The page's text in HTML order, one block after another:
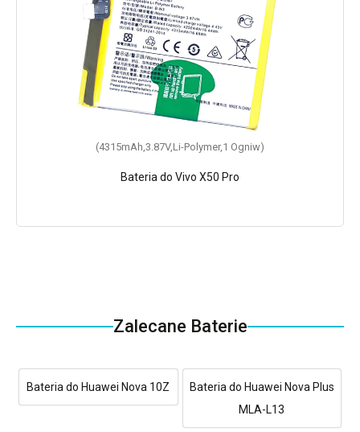
(4315mAh,3.87V,Li-Polymer,1 Ogniw)
Bateria do Vivo X50 Pro
Zalecane Baterie
Bateria do Huawei Nova 10Z
Bateria do Huawei Nova Plus
MLA-L13